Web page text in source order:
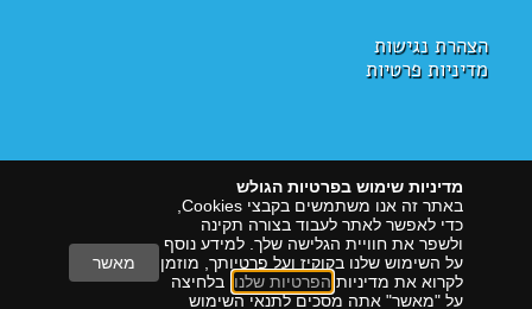
הצהרת נגישות
מדיניות פרטיות
הראל דיגיטלשיווק עם תוצאות
מדיניות שימוש בפרטיות הגולש
כדי לאפשר לאתר לעבוד בצורה תקינה
ולשפר את חוויית הגלישה שלך. למידע נוסף
על השימוש שלנו בקוקיז ועל פרטיותך, מוזמן
לקרוא את מדיניות הפרטיות שלנו . בלחיצה
על "מאשר" אתה מסכים לתנאי השימוש
מאשר